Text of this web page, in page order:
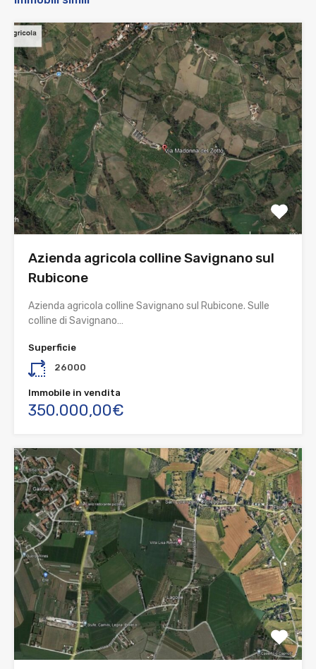
Azienda agricola colline Savignano sul
Rubicone
Azienda agricola colline Savignano sul Rubicone. Sulle
colline di Savignano…
Superficie
26000
Immobile in vendita
350.000,00€